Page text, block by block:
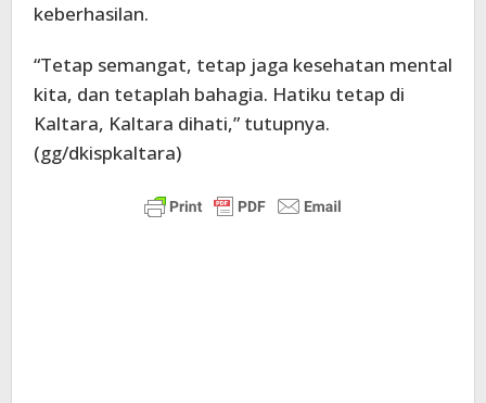
keberhasilan.
“Tetap semangat, tetap jaga kesehatan mental
kita, dan tetaplah bahagia. Hatiku tetap di
Kaltara, Kaltara dihati,” tutupnya.
(gg/dkispkaltara)